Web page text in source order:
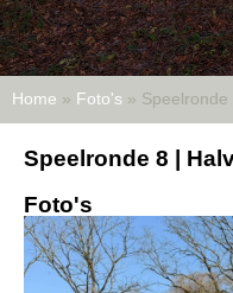
Home » Foto's » Speelronde
Speelronde 8 |
Foto's